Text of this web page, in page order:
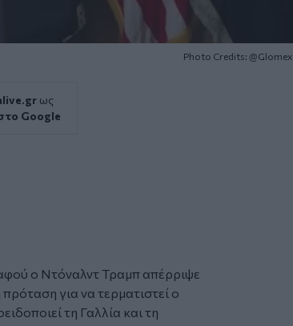
Photo Credits: @Glomex
ως
Google
ο Ντόναλντ Τραμπ απέρριψε
πρόταση για να τερματιστεί ο
τη Γαλλία και τη